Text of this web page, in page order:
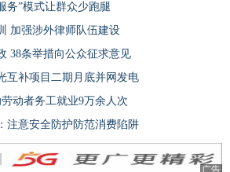
务”模式让群众少跑腿
加强涉外律师队伍建设
38条举措向公众征求意见
互补项目二期月底并网发电
动者务工就业9万余人次
注意安全防护防范消费陷阱
广告